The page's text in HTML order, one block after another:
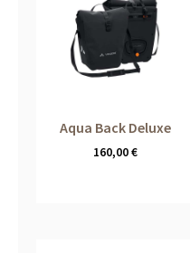
Aqua Back Deluxe
160,00€